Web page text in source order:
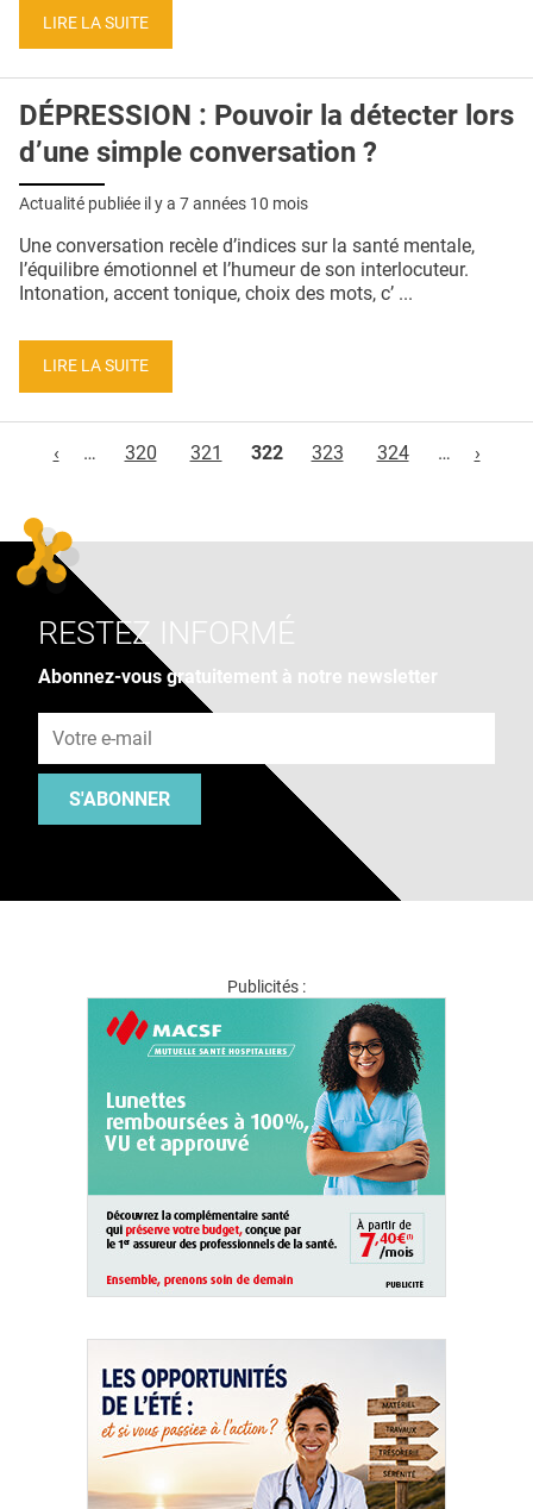
LIRE LA SUITE
DÉPRESSION : Pouvoir la détecter lors
d’une simple conversation ?
Actualité publiée il y a 7 années 10 mois
Une conversation recèle d’indices sur la santé mentale,
l’équilibre émotionnel et l’humeur de son interlocuteur.
Intonation, accent tonique, choix des mots, c’ ...
LIRE LA SUITE
‹
… 320 321 322 323 324 … ›
RESTEZ INFORMÉ
Abonnez-vous gratuitement à notre newsletter
S'ABONNER
Publicités :